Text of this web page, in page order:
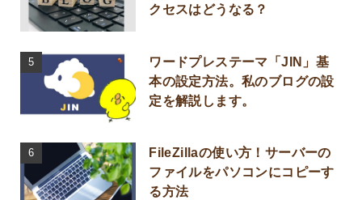
クセスはどうなる？
ワードプレステーマ「JIN」基
本の設定方法。私のブログの設
定を解説します。
FileZillaの使い方！サーバーの
ファイルをパソコンにコピーす
る方法